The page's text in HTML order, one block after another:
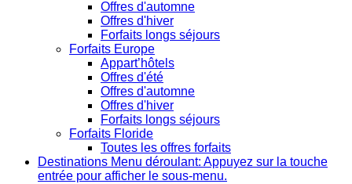
Offres d'automne
Offres d'hiver
Forfaits longs séjours
Forfaits Europe
Appart’hôtels
Offres d'été
Offres d'automne
Offres d'hiver
Forfaits longs séjours
Forfaits Floride
Toutes les offres forfaits
Destinations Menu déroulant: Appuyez sur la touche
entrée pour afficher le sous-menu.